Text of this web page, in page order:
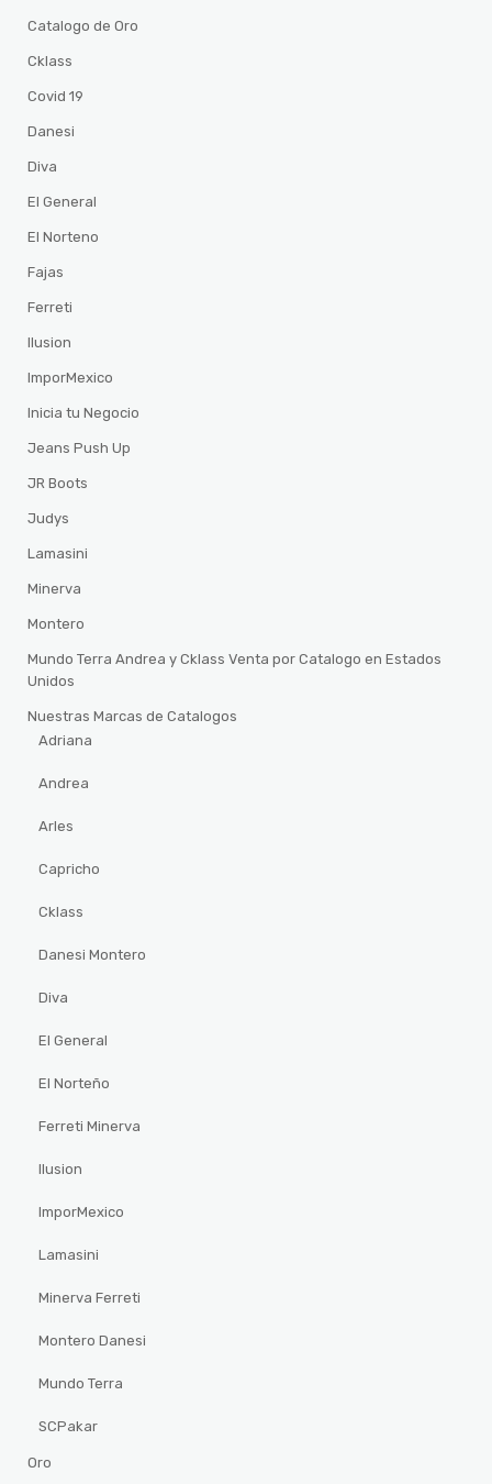
Catalogo de Oro
Cklass
Covid 19
Danesi
Diva
El General
El Norteno
Fajas
Ferreti
Ilusion
ImporMexico
Inicia tu Negocio
Jeans Push Up
JR Boots
Judys
Lamasini
Minerva
Montero
Mundo Terra Andrea y Cklass Venta por Catalogo en Estados
Unidos
Nuestras Marcas de Catalogos
Adriana
Andrea
Arles
Capricho
Cklass
Danesi Montero
Diva
El General
El Norteño
Ferreti Minerva
Ilusion
ImporMexico
Lamasini
Minerva Ferreti
Montero Danesi
Mundo Terra
SCPakar
Oro